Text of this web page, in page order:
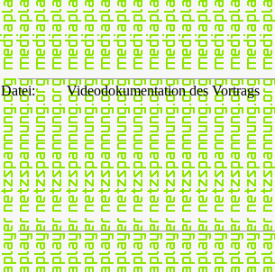
Datei: Videodokumentation des Vortrags